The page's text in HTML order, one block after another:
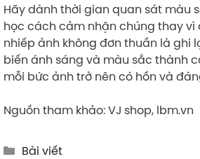
Hãy dành thời gian quan sát màu
học cách cảm nhận chúng thay vì
nhiếp ảnh không đơn thuần là ghi
biến ánh sáng và màu sắc thành
mỗi bức ảnh trở nên có hồn và
Nguồn tham khảo: VJ shop, lbm.vn
Categories
Bài viết